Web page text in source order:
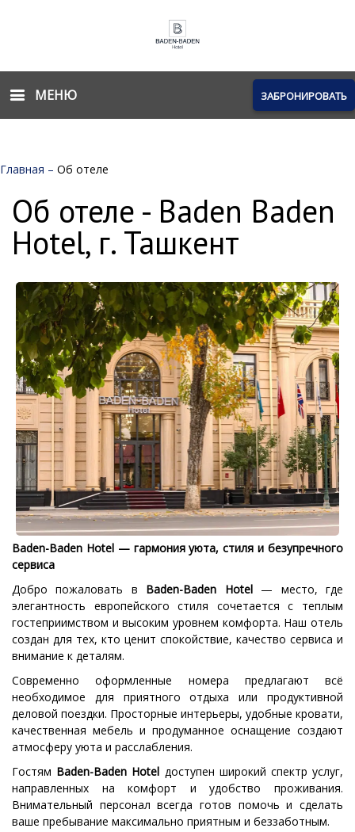
МЕНЮ ЗАБРОНИРОВАТЬ
Главная – Об отеле
Об отеле - Baden Baden
Hotel, г. Ташкент
Baden-Baden Hotel — гармония уюта, стиля и безупречного
сервиса
Добро пожаловать в Baden-Baden Hotel— место, где
элегантность европейского стиля сочетается с теплым
гостеприимством и высоким уровнем комфорта. Наш отель
создан для тех, кто ценит спокойствие, качество сервиса и
внимание к деталям.
Современно оформленные номера предлагают всё
необходимое для приятного отдыха или продуктивной
деловой поездки. Просторные интерьеры, удобные кровати,
качественная мебель и продуманное оснащение создают
атмосферу уюта и расслабления.
Гостям Baden-Baden Hotel доступен широкий спектр услуг,
направленных на комфорт и удобство проживания.
Внимательный персонал всегда готов помочь и сделать
ваше пребывание максимально приятным и беззаботным.